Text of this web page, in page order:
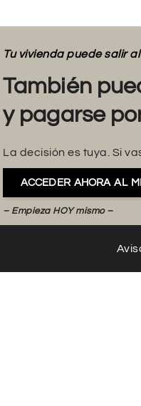
Tu vivienda puede salir
También
y pagarse
La decisión es tuya. Si
ACCEDER AHORA AL
– Empieza HOY mismo –